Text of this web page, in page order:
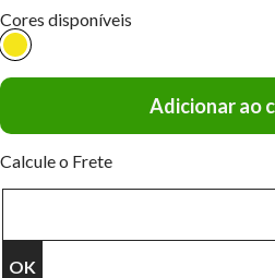
Adicionar ao
Calcule o Frete